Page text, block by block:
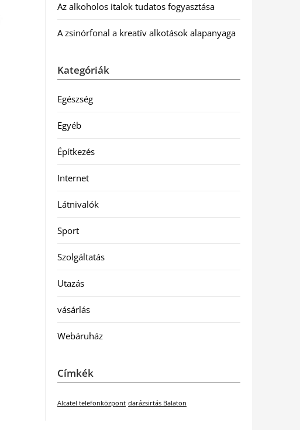
Az alkoholos italok tudatos fogyasztása
A zsinórfonal a kreatív alkotások alapanyaga
Kategóriák
Egészség
Egyéb
Építkezés
Internet
Látnivalók
Sport
Szolgáltatás
Utazás
vásárlás
Webáruház
Címkék
Alcatel telefonközpont darázsirtás Balaton